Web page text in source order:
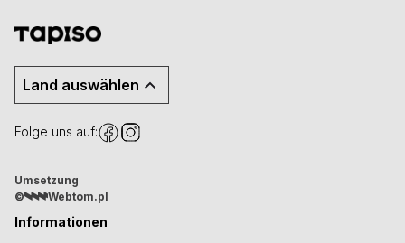
Land auswählen
Folge uns auf:
Umsetzung
©
Webtom.pl
Informationen